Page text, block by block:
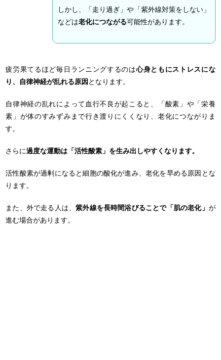
しかし、「走り過ぎ」や「紫外線対策をしない」
などは老化につながる可能性があります。
疲労果てるほど毎日ランニングするのは心身ともにストレスにな
り、自律神経が乱れる原因 となります。
自律神経の乱れによって血行不良が起こると、「酸素」や「栄養
素」が体のすみずみまで行き渡りにくくなり、老化につながりま
す。
さらに過度な運動は「活性酸素」を生み出しやすくなります。
活性酸素が過剰になると細胞の酸化が進み、老化を早める原因とな
ります。
また、外で走る人は、紫外線を長時間浴びることで「肌の老化」 が
進む場合があります。